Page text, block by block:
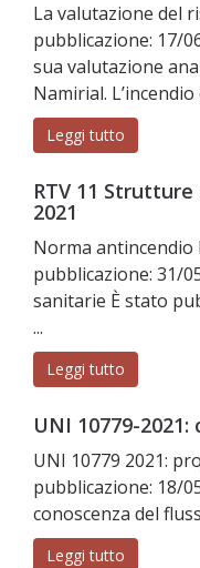
La valutazione del
pubblicazione: 17/
sua valutazione
Namirial. L’incendio
Leggi tutto
RTV 11
2021
Norma
pubblicazione: 31/
sanitarie È stato
...
Leggi tutto
UNI 10779-
UNI 10779 2021:
pubblicazione: 18/
conoscenza del
Leggi tutto